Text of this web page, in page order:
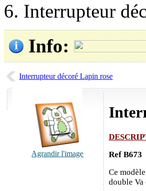
Interrupteur
Info:
Interrupteur décoré Lapin rose
Agrandir l'image
Ref B673
Ce
double Va